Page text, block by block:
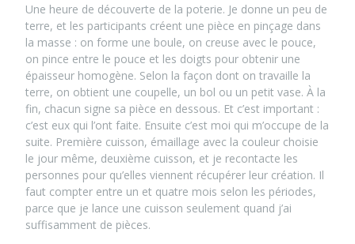
Une heure de découverte de la poterie. Je donne un peu de
terre, et les participants créent une pièce en pinçage dans
la masse : on forme une boule, on creuse avec le pouce,
on pince entre le pouce et les doigts pour obtenir une
épaisseur homogène. Selon la façon dont on travaille la
terre, on obtient une coupelle, un bol ou un petit vase. À la
fin, chacun signe sa pièce en dessous. Et c’est important :
c’est eux qui l’ont faite. Ensuite c’est moi qui m’occupe de la
suite. Première cuisson, émaillage avec la couleur choisie
le jour même, deuxième cuisson, et je recontacte les
personnes pour qu’elles viennent récupérer leur création. Il
faut compter entre un et quatre mois selon les périodes,
parce que je lance une cuisson seulement quand j’ai
suffisamment de pièces.